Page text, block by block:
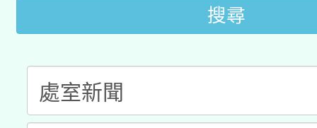
開 智慧啟航」搜尋